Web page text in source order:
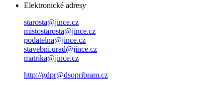
Elektronické adresy
starosta@jince.cz
mistostarosta@jince.cz
podatelna@jince.cz
stavebni.urad@jince.cz
matrika@jince.cz
http://gdpr@dsopribram.cz